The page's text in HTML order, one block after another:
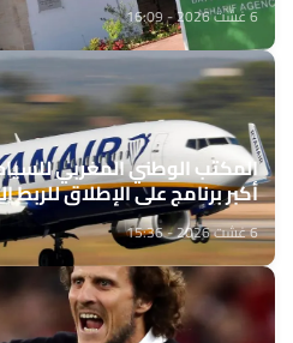
6 غشت 2026 - 16:09
المكتب الوطني المغربي
أكبر برنامج على الإطلاق
6 غشت 2026 - 15:36